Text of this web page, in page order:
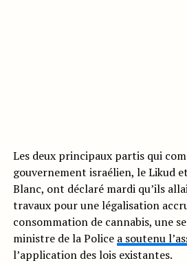
Les deux principaux partis qui
gouvernement israélien, le Likud
Blanc, ont déclaré mardi qu’ils
travaux pour une légalisation
consommation de cannabis, une
ministre de la Police a soutenu
l’application des lois existantes.